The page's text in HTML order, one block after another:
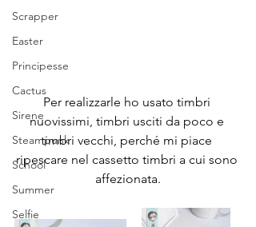
Scrapper
Easter
Principesse
Cactus
Sirene
Steampunk
School
Summer
Selfie
Per realizzarle ho usato timbri
nuovissimi, timbri usciti da poco e
timbri vecchi, perché mi piace
ripescare nel cassetto timbri a cui sono
affezionata.